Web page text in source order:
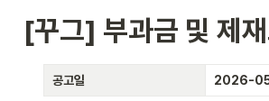
[꾸그] 부과금 및 제
공고일 2026-